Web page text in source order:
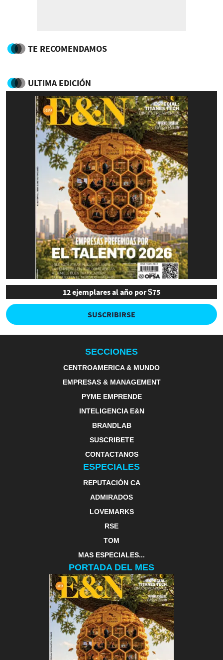
TE RECOMENDAMOS
ULTIMA EDICIÓN
12 ejemplares al año por $75
SUSCRIBIRSE
SECCIONES
CENTROAMERICA & MUNDO
EMPRESAS & MANAGEMENT
PYME EMPRENDE
INTELIGENCIA E&N
BRANDLAB
SUSCRIBETE
CONTACTANOS
ESPECIALES
REPUTACIÓN CA
ADMIRADOS
LOVEMARKS
RSE
TOM
MAS ESPECIALES...
PORTADA DEL MES